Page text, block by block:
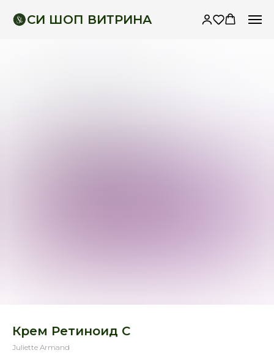
СИ ШОП ВИТРИНА
Крем Ретиноид С
Juliette Armand